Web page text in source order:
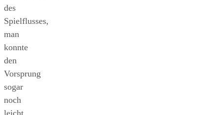
des
Spielflusses,
man
konnte
den
Vorsprung
sogar
noch
leicht